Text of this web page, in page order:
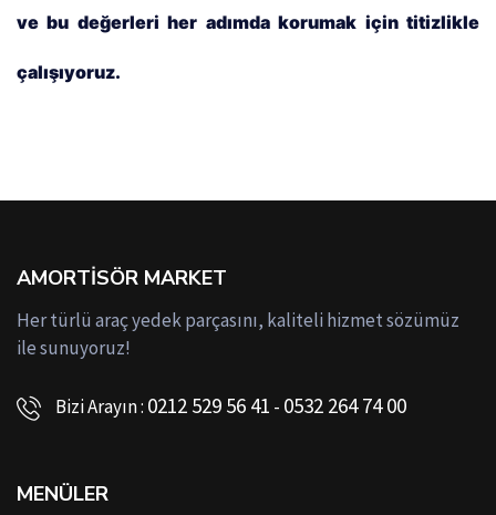
ve bu değerleri her adımda korumak için titizlikle
çalışıyoruz.
AMORTISÖR MARKET
Her türlü araç yedek parçasını, kaliteli hizmet sözümüz
ile sunuyoruz!
Bizi Arayın : 0212 529 56 41 - 0532 264 74 00
MENÜLER